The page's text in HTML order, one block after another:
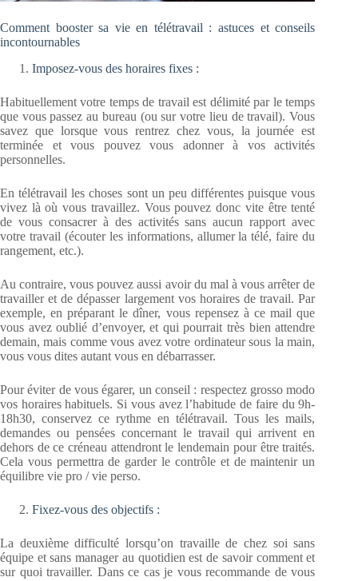
Comment booster sa vie en télétravail : astuces et conseils
incontournables
Imposez-vous des horaires fixes :
Habituellement votre temps de travail est délimité par le temps
que vous passez au bureau (ou sur votre lieu de travail). Vous
savez que lorsque vous rentrez chez vous, la journée est
terminée et vous pouvez vous adonner à vos activités
personnelles.
En télétravail les choses sont un peu différentes puisque vous
vivez là où vous travaillez. Vous pouvez donc vite être tenté
de vous consacrer à des activités sans aucun rapport avec
votre travail (écouter les informations, allumer la télé, faire du
rangement, etc.).
Au contraire, vous pouvez aussi avoir du mal à vous arrêter de
travailler et de dépasser largement vos horaires de travail. Par
exemple, en préparant le dîner, vous repensez à ce mail que
vous avez oublié d’envoyer, et qui pourrait très bien attendre
demain, mais comme vous avez votre ordinateur sous la main,
vous vous dites autant vous en débarrasser.
Pour éviter de vous égarer, un conseil : respectez grosso modo
vos horaires habituels. Si vous avez l’habitude de faire du 9h-
18h30, conservez ce rythme en télétravail. Tous les mails,
demandes ou pensées concernant le travail qui arrivent en
dehors de ce créneau attendront le lendemain pour être traités.
Cela vous permettra de garder le contrôle et de maintenir un
équilibre vie pro / vie perso.
Fixez-vous des objectifs :
La deuxième difficulté lorsqu’on travaille de chez soi sans
équipe et sans manager au quotidien est de savoir comment et
sur quoi travailler. Dans ce cas je vous recommande de vous